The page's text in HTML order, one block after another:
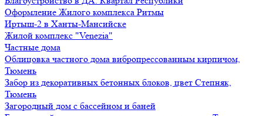
Оформление Жилого комплекса Ритмы
Иртыш-2 в Ханты-Мансийске
Жилой комплекс "Venezia"
Частные дома
Облицовка частного дома вибропрессованным кирпичом,
Тюмень
Забор из декоративных бетонных блоков, цвет Степняк,
Тюмень
Загородный дом с бассейном и баней